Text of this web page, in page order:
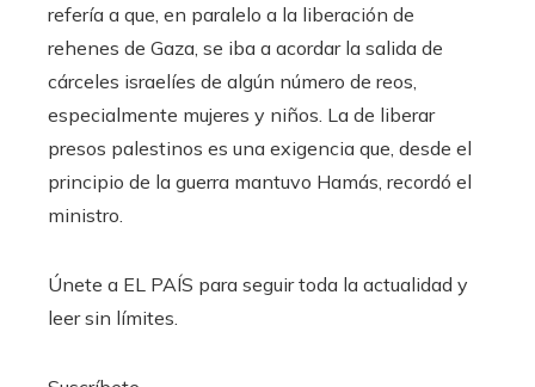
refería a que, en paralelo a la liberación de
rehenes de Gaza, se iba a acordar la salida de
cárceles israelíes de algún número de reos,
especialmente mujeres y niños. La de liberar
presos palestinos es una exigencia que, desde el
principio de la guerra mantuvo Hamás, recordó el
ministro.
Únete a EL PAÍS para seguir toda la actualidad y
leer sin límites.